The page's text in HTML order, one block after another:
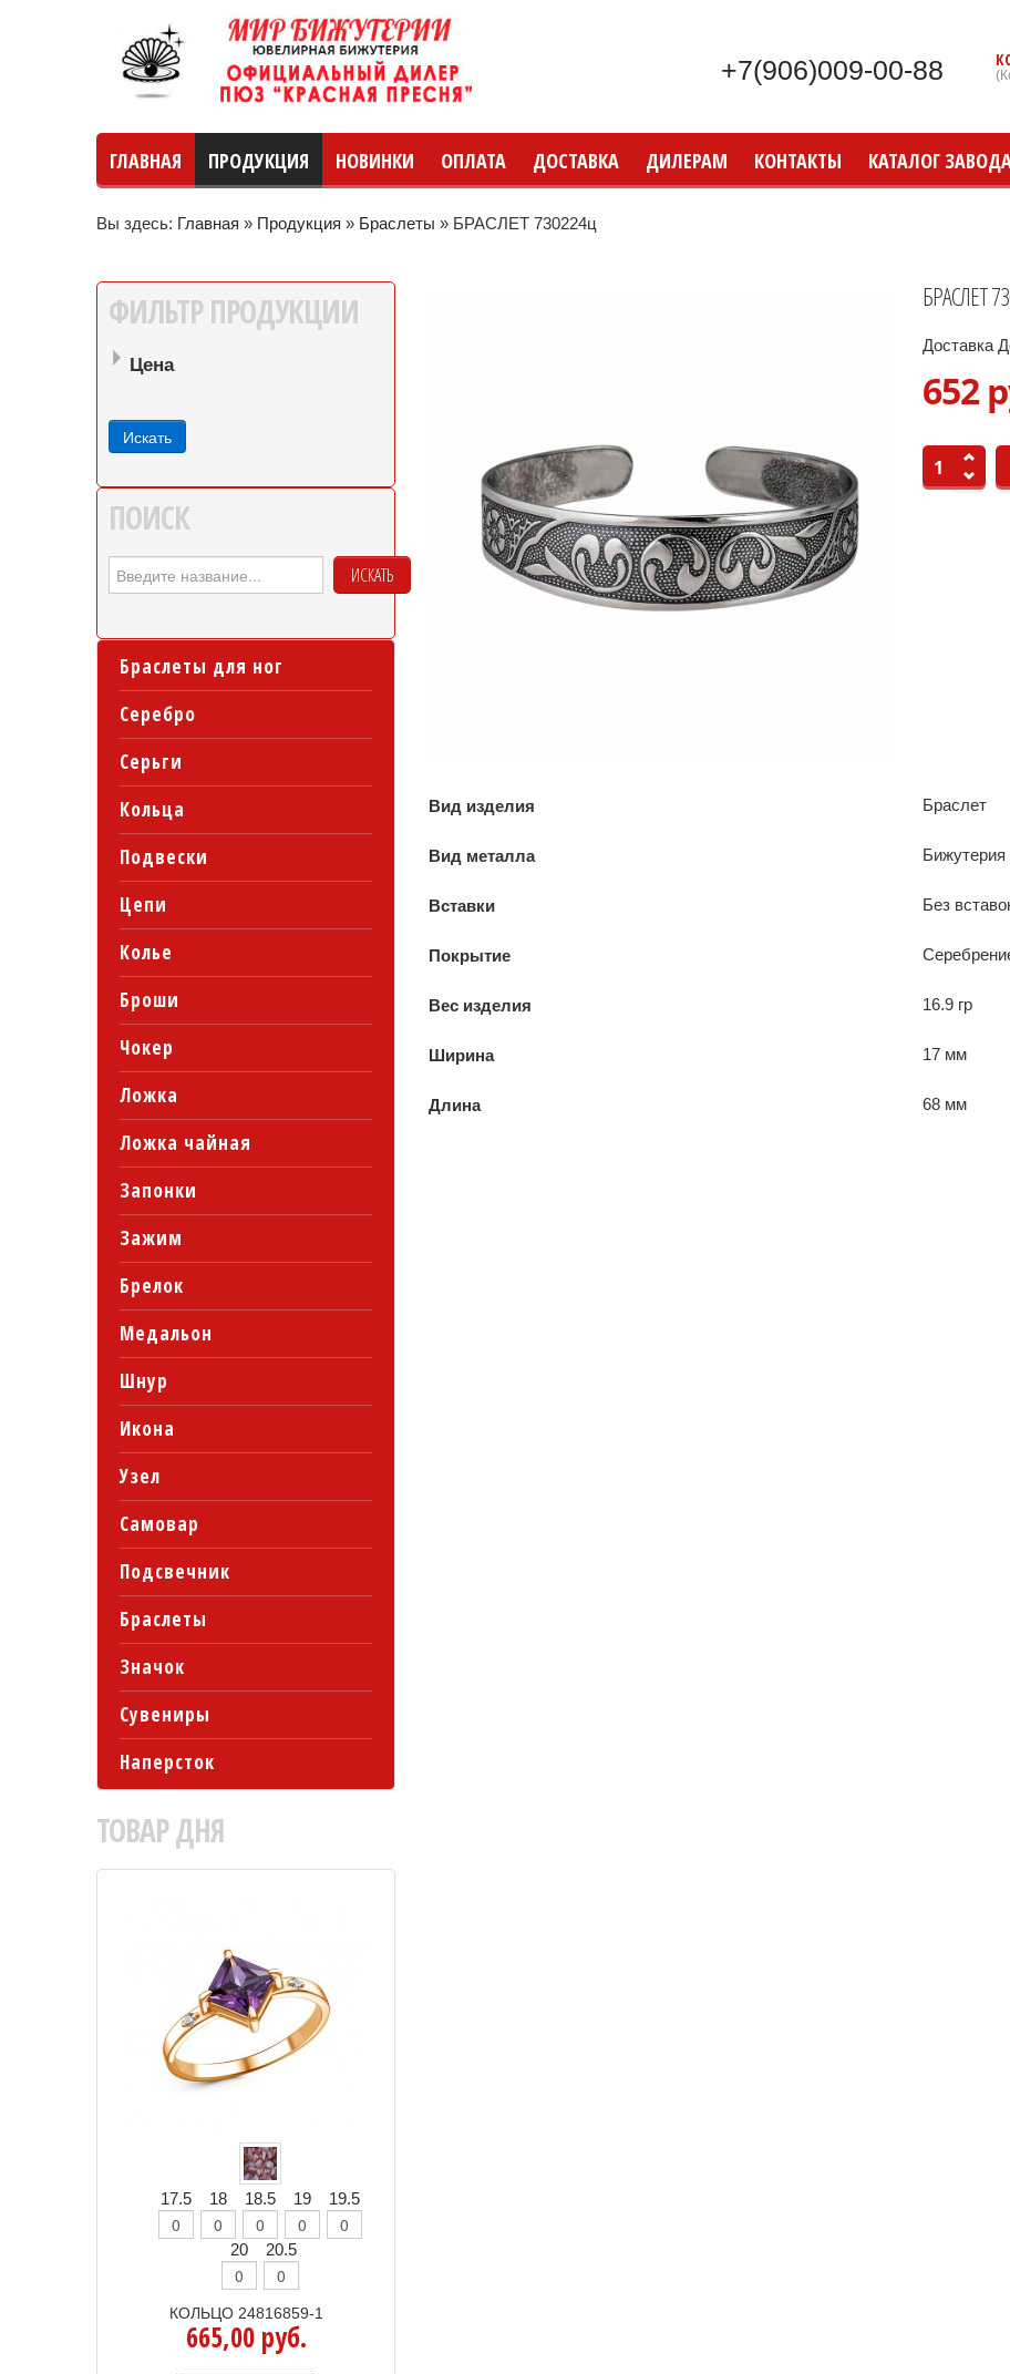
(
+7(906)009-00-88
ГЛАВНАЯ ПРОДУКЦИЯ НОВИНКИ ОПЛАТА ДОСТАВКА ДИЛЕРАМ КОНТАКТЫ КАТАЛОГ
Вы здесь: Главная » Продукция » Браслеты » БРАСЛЕТ 730224ц
ФИЛЬТР ПРОДУКЦИИ
Цена
ПОИСК
ИСКАТЬ
Браслеты для ног
Серебро
Серьги
Кольца
Подвески
Цепи
Колье
Броши
Чокер
Ложка
Ложка чайная
Запонки
Зажим
Брелок
Медальон
Шнур
Икона
Узел
Самовар
Подсвечник
Браслеты
Значок
Сувениры
Наперсток
ТОВАРДНЯ
17.5 18 18.5 19 19.5
20 20.5
КОЛЬЦО 24816859-1
665,00 руб.
БРАСЛЕТ
Доставка
652
Вид изделия Браслет
Вид металла Бижутерия
Вставки Без
Покрытие
Вес изделия 16.9 гр
Ширина 17 мм
Длина 68 мм